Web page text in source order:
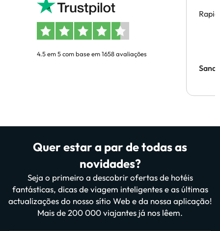
4.5 em 5 com base em 1658 avaliações
Quer estar a par de todas as
novidades?
Seja o primeiro a descobrir ofertas de hotéis
fantásticas, dicas de viagem inteligentes e as últimas
actualizações do nosso sítio Web e da nossa aplicação!
Mais de 200 000 viajantes já nos lêem.